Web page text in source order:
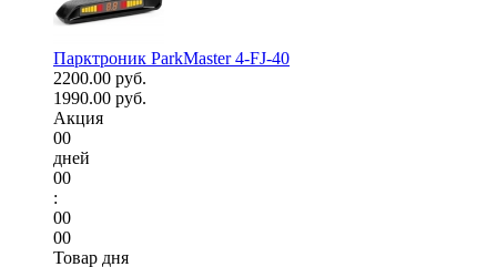
Парктроник ParkMaster 4-FJ-40
2200.00 руб.
1990.00 руб.
Акция
00
дней
00
:
00
00
Товар дня